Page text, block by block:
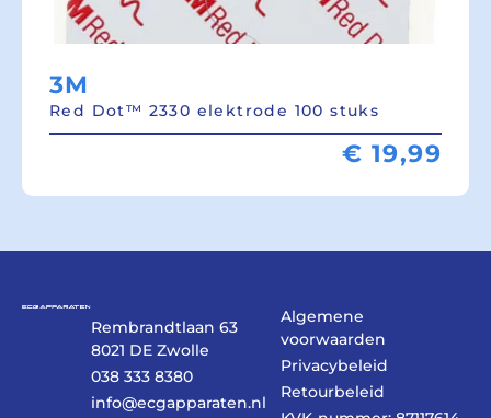
3M
Red Dot™ 2330 elektrode 100 stuks
€ 19,99
Rembrandtlaan 63
8021 DE Zwolle
038 333 8380
info@ecgapparaten.nl
Algemene
voorwaarden
Privacybeleid
Retourbeleid